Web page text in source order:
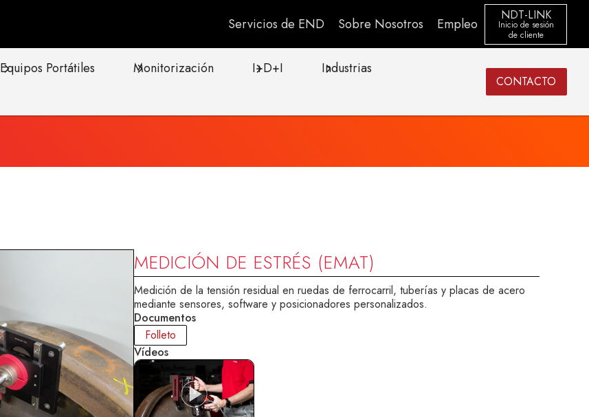
Servicios de END Sobre Nosotros Empleo
NDT-LINK
Inicio de sesión
de cliente
Equipos Portátiles Monitorización I+D+I
Industrias
CONTACTO
MEDICIÓN DE ESTRÉS (EMAT)
Medición de la tensión residual en ruedas de ferrocarril, tuberías y placas de acero
mediante sensores, software y posicionadores personalizados.
Documentos
Folleto
Vídeos